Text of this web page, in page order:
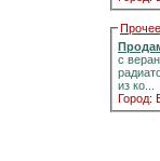
Прочее
с
радиаторы), русская баня. В
из ко...
Город: